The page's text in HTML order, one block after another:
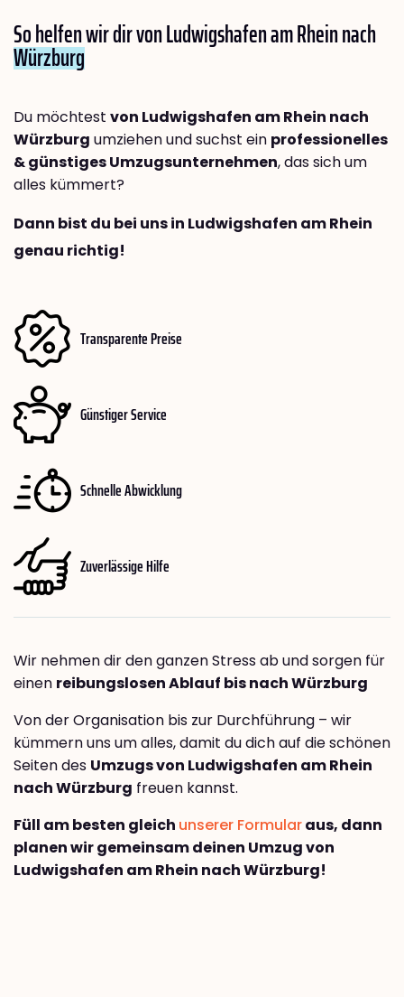
So helfen wir dir von Ludwigshafen am Rhein nach
Würzburg
Du möchtest von Ludwigshafen am Rhein nach
Würzburg umziehen und suchst ein professionelles
& günstiges Umzugsunternehmen, das sich um
alles kümmert?
Dann bist du bei uns in Ludwigshafen am Rhein
genau richtig!
Transparente Preise
Günstiger Service
Schnelle Abwicklung
Zuverlässige Hilfe
Wir nehmen dir den ganzen Stress ab und sorgen für
einen reibungslosen Ablauf bis nach Würzburg
Von der Organisation bis zur Durchführung – wir
kümmern uns um alles, damit du dich auf die schönen
Seiten des Umzugs von Ludwigshafen am Rhein
nach Würzburg freuen kannst.
Füll am besten gleich unserer Formularaus, dann
planen wir gemeinsam deinen Umzug von
Ludwigshafen am Rhein nach Würzburg!